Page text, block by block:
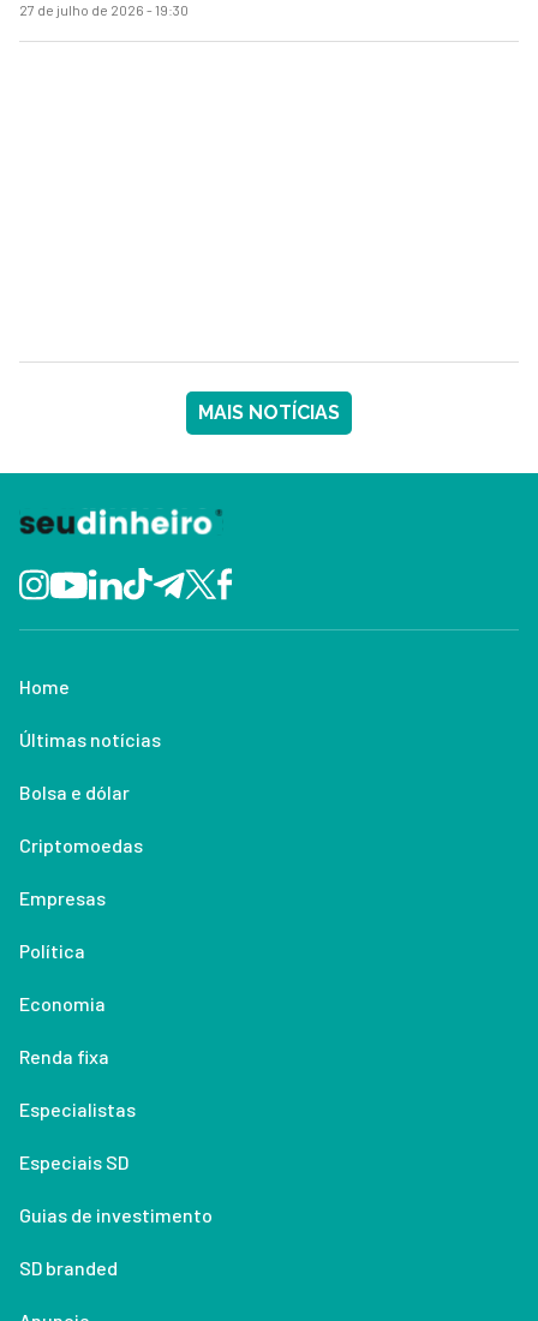
27 de julho de 2026 - 19:30
MAIS NOTÍCIAS
Home
Últimas notícias
Bolsa e dólar
Criptomoedas
Empresas
Política
Economia
Renda fixa
Especialistas
Especiais SD
Guias de investimento
SD branded